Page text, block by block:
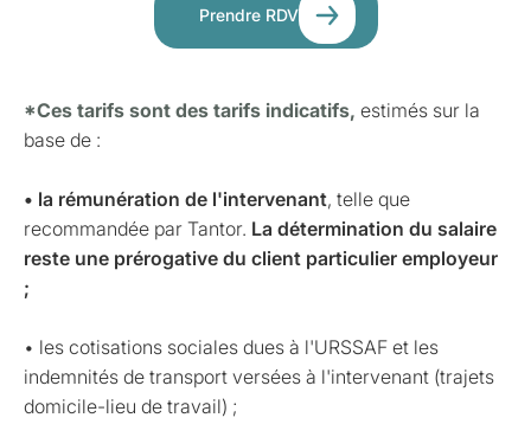
Prendre RDV
*Ces tarifs sont des tarifs indicatifs, estimés sur la
base de :
• la rémunération de l'intervenant, telle que
recommandée par Tantor. La détermination du salaire
reste une prérogative du client particulier employeur
;
• les cotisations sociales dues à l'URSSAF et les
indemnités de transport versées à l'intervenant (trajets
domicile-lieu de travail) ;